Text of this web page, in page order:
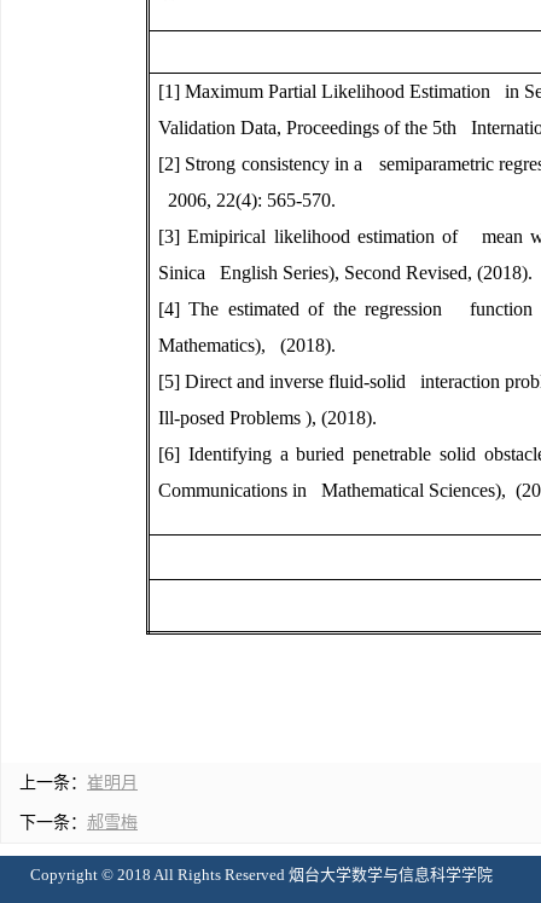
[1] Maximum Partial Likelihood Estimation in
Validation Data, Proceedings of the 5th
[2] Strong consistency in a semiparametric
2006, 22(4): 565-570.
[3] Emipirical likelihood estimation of mean
Sinica English Series), Second Revised, (2018).
[4] The estimated of the regression function
Mathematics), (2018).
[5] Direct and inverse fluid-solid interaction
Ill-posed Problems ), (2018).
[6] Identifying a buried penetrable solid
Communications in Mathematical Sciences),
上一条： 崔明月
下一条： 郝雪梅
Copyright © 2018 All Rights Reserved 烟台大学数学与信息科学学院